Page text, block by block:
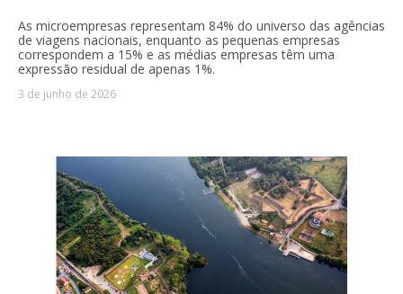
As microempresas representam 84% do universo das agências
de viagens nacionais, enquanto as pequenas empresas
correspondem a 15% e as médias empresas têm uma
expressão residual de apenas 1%.
3 de junho de 2026